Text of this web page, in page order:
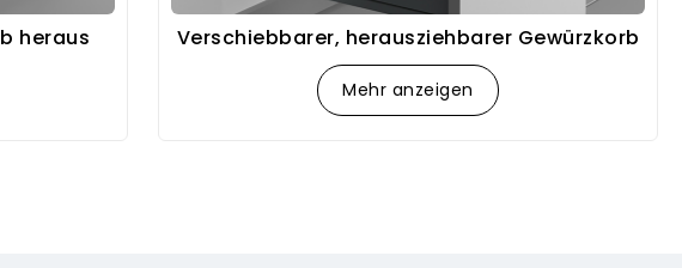
heraus Verschiebbarer, herausziehbarer Gewürzkorb
Mehr anzeigen